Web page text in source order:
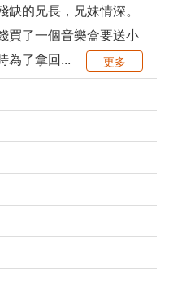
缺的兄長，兄妹情深。
買了一個音樂盒要送小
為了拿回...
更多